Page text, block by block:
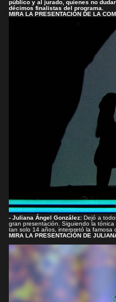
público y al jurado, quienes no
décimos finalistas del programa.
MIRA LA PRESENTACIÓN DE LA
- Juliana Ángel González: Dejó a
gran presentación. Siguiendo la
tan solo 14 años, interpretó la famosa
MIRA LA PRESENTACIÓN DE